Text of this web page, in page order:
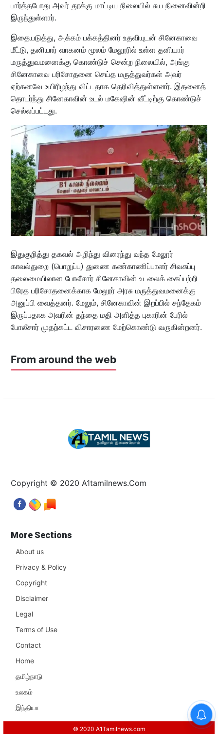
பார்த்தபோது அவர் தூக்கு மாட்டிய நிலையில் சுய நினைவின்றி
இருந்துள்ளார்.
இதையடுத்து, அக்கம் பக்கத்தினர் உதவியுடன் சினேகாவை
மீட்டு, தனியார் வாகனம் மூலம் மேலூரில் உள்ள தனியார்
மருத்துவமனைக்கு கொண்டுச் சென்ற நிலையில், அங்கு
சினேகாவை பரிசோதனை செய்த மருத்துவர்கள் அவர்
ஏற்கனவே உயிரிழந்து விட்டதாக தெரிவித்துள்ளனர். இதனைத்
தொடர்ந்து சினேகாவின் உடல் மகேஷின் வீட்டிற்கு கொண்டுச்
செல்லப்பட்டது.
இதுகுறித்து தகவல் அறிந்து விரைந்து வந்த மேலூர்
காவல்துறை (பொறுப்பு) துணை கண்காணிப்பாளர் சிவசுப்பு
தலைமையிலான போலீசார் சினேகாவின் உடலைக் கைப்பற்றி
பிரேத பரிசோதனைக்காக மேலூர் அரசு மருத்துவமனைக்கு
அனுப்பி வைத்தனர். மேலும், சினேகாவின் இறப்பில் சந்தேகம்
இருப்பதாக அவரின் தந்தை மதி அளித்த புகாரின் பேரில்
போலீசார் முதற்கட்ட விசாரணை மேற்கொண்டு வருகின்றனர்.
From around the web
Copyright © 2020 A1tamilnews.Com
More Sections
About us
Privacy & Policy
Copyright
Disclaimer
Legal
Terms of Use
Contact
Home
தமிழ்நாடு
உலகம்
இந்தியா
© 2020 A1Tamilnews.com